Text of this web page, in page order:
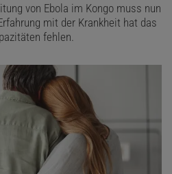
von Ebola im Kongo muss nun
mit der Krankheit hat das
fehlen.